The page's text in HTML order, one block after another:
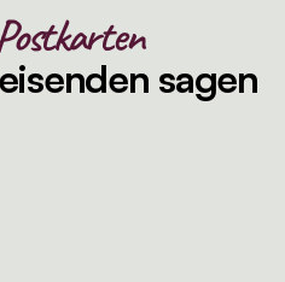
sagen